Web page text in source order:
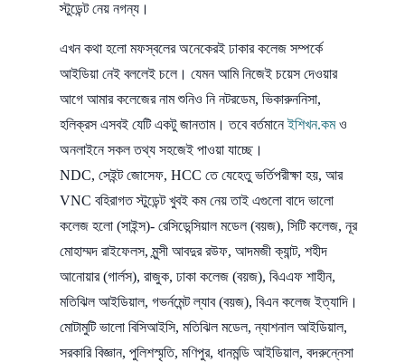
স্টুডেন্ট নেয় নগন্য।
এখন কথা হলো মফস্বলের অনেকেরই ঢাকার কলেজ সম্পর্কে
আইডিয়া নেই বললেই চলে। যেমন আমি নিজেই চয়েস দেওয়ার
আগে আমার কলেজের নাম শুনিও নি নটরডেম, ভিকারুননিসা,
হলিক্রস এসবই যেটি একটু জানতাম। তবে বর্তমানেইশিখন.কমও
অনলাইনে সকল তথ্য সহজেই পাওয়া যাচ্ছে।
NDC, সেইন্ট জোসেফ, HCC তে যেহেতু ভর্তিপরীক্ষা হয়, আর
VNC বহিরাগত স্টুডেন্ট খুবই কম নেয় তাই এগুলো বাদে ভালো
কলেজ হলো (সাইন্স)- রেসিডেন্সিয়াল মডেল (বয়জ), সিটি কলেজ, নূর
মোহাম্মদ রাইফেলস, মুন্সী আবদুর রউফ, আদমজী ক্যান্ট, শহীদ
আনোয়ার (গার্লস), রাজুক, ঢাকা কলেজ (বয়জ), বিএএফ শাহীন,
মতিঝিল আইডিয়াল, গভর্নমেন্ট ল্যাব (বয়জ), বিএন কলেজ ইত্যাদি।
মোটামুটি ভালো বিসিআইসি, মতিঝিল মডেল, ন্যাশনাল আইডিয়াল,
সরকারি বিজ্ঞান, পুলিশস্মৃতি, মণিপুর, ধানমন্ডি আইডিয়াল, বদরুন্নেসা